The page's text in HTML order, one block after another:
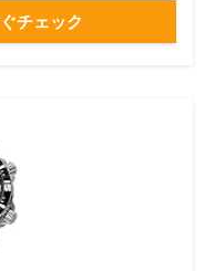
チェック